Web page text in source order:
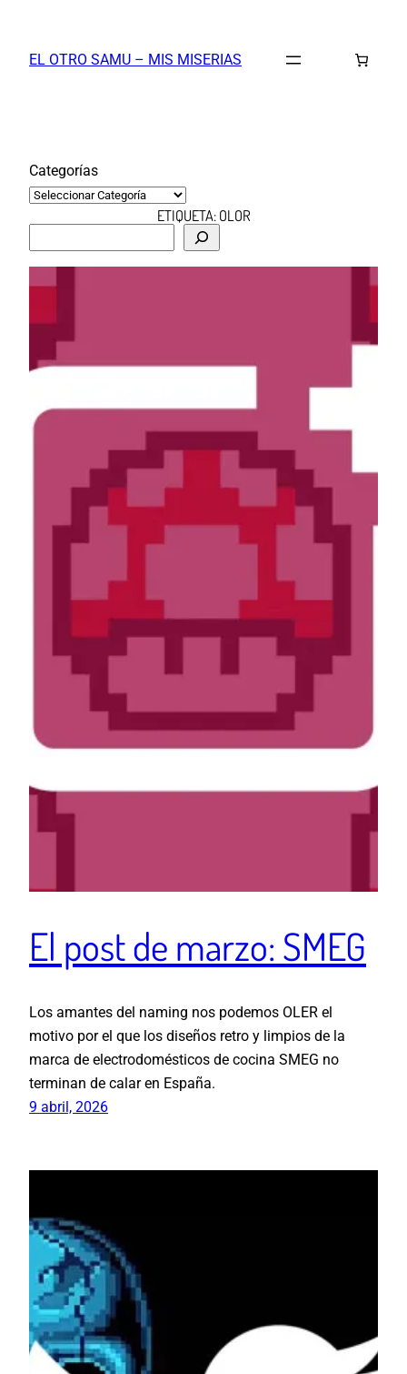
contenido
EL OTRO SAMU – MIS MISERIAS
Categorías
ETIQUETA:OLOR
s
a
El post de marzo: SMEG
Los amantes del naming nos podemos OLER el
motivo por el que los diseños retro y limpios de la
marca de electrodomésticos de cocina SMEG no
terminan de calar en España.
9 abril, 2026